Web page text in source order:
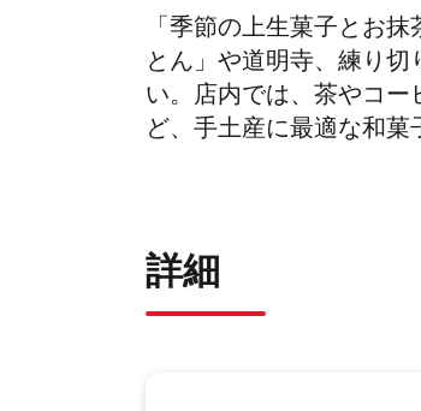
「季節の上生菓子とお
とん」や道明寺、練り
い。店内では、茶やコー
ど、手土産に最適な和菓
詳細